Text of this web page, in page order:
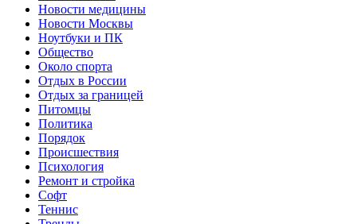
Новости медицины
Новости Москвы
Ноутбуки и ПК
Общество
Около спорта
Отдых в России
Отдых за границей
Питомцы
Политика
Порядок
Происшествия
Психология
Ремонт и стройка
Софт
Теннис